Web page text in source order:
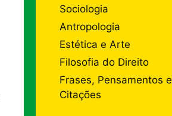
Sociologia
Antropologia
Estética e Arte
Filosofia do Direito
Frases, Pensamentos e
Citações